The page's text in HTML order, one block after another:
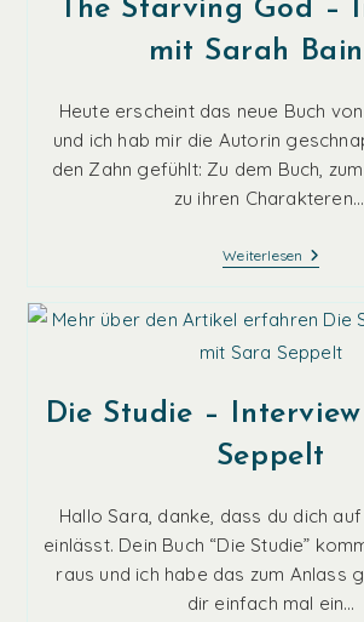
The Starving God –
mit Sarah
Heute erscheint das neue Buch
und ich hab mir die Autorin
den Zahn gefühlt: Zu dem Buch,
zu ihren
Weiterlesen The
–
Mit
Die Studie –
Seppelt
Hallo Sara, danke, dass du dich
einlässt. Dein Buch “Die Studie”
raus und ich habe das zum Anlass
dir einfach mal ein…